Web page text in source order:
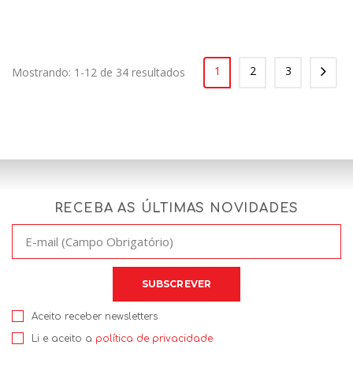
Mostrando: 1-12 de 34 resultados 1 2 3
RECEBA AS ÚLTIMAS NOVIDADES
Aceito receber newsletters
Li e aceito a política de privacidade